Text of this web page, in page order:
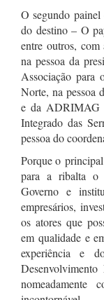
O segundo painel
do destino – O
entre outros, com
na pessoa da
Associação para
Norte, na pessoa
e da ADRIMAG
Integrado das
pessoa do
Porque o
para a ribalta o
Governo e
empresários,
os atores que
em qualidade e
experiência e